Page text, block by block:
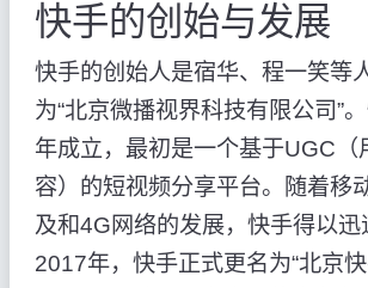
快手的创始与发展
快手的创始人是宿华、程一笑等
为“北京微播视界科技有限公司”
年成立，最初是一个基于UGC（
容）的短视频分享平台。随着移
及和4G网络的发展，快手得以迅
2017年，快手正式更名为“北京